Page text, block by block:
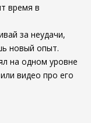
время в
за неудачи,
новый опыт.
на одном уровне
видео про его